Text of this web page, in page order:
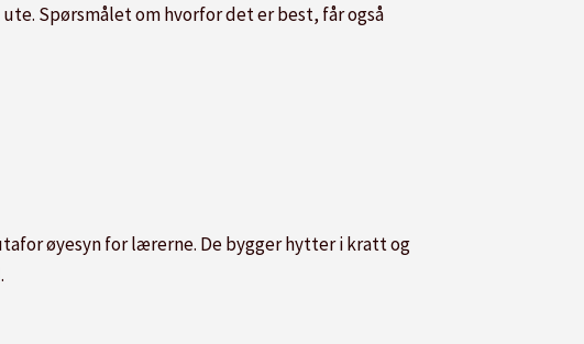
Spørsmålet om hvorfor det er best, får også
øyesyn for lærerne. De bygger hytter i kratt og